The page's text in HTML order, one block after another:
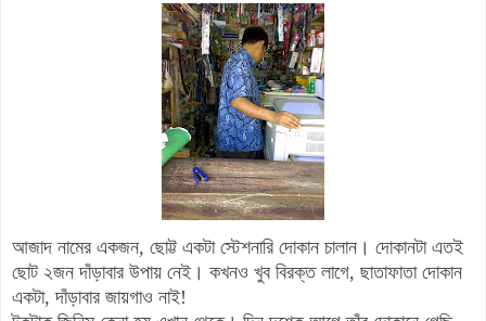
আজাদ নামের একজন, ছোট্ট একটা স্টেশনারি দোকান চালান । দোকানটা এতই
ছোট ২জন দাঁড়াবার উপায় নেই। কখনও খুব বিরক্ত লাগে, ছাতাফাতা দোকান
একটা, দাঁড়াবার জায়গাও নাই!